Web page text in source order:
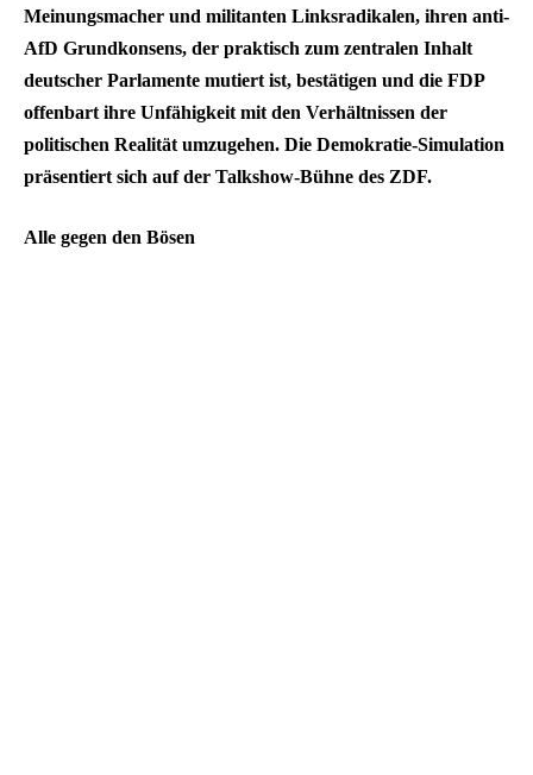
Meinungsmacher und militanten Linksradikalen, ihren anti-
AfD Grundkonsens, der praktisch zum zentralen Inhalt
deutscher Parlamente mutiert ist, bestätigen und die FDP
offenbart ihre Unfähigkeit mit den Verhältnissen der
politischen Realität umzugehen. Die Demokratie-Simulation
präsentiert sich auf der Talkshow-Bühne des ZDF.
Alle gegen den Bösen